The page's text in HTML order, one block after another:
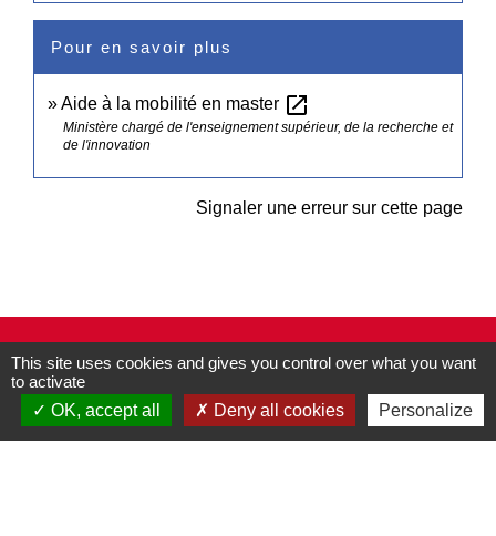
Pour en savoir plus
Aide à la mobilité en master open_in_new
Ministère chargé de l'enseignement supérieur, de la recherche et
de l'innovation
Signaler une erreur sur cette page
Contacts
2 rue des Rossignols
27130 Pullay - FRANCE
+33 2 32 32 18 58
This site uses cookies and gives you control over what you want
to activate
OK, accept all
Deny all cookies Personalize